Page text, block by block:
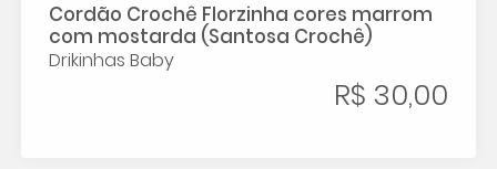
Cordão Crochê Florzinha cores marrom
com mostarda (Santosa Crochê)
Drikinhas Baby
R$ 30,00